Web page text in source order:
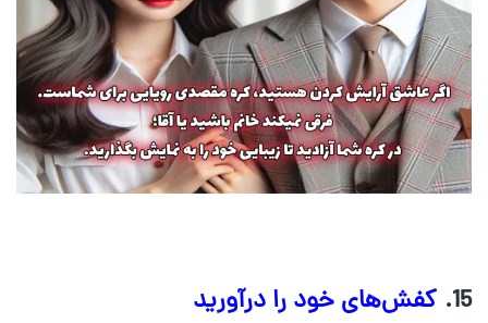
15. کفش‌های خود را درآورید